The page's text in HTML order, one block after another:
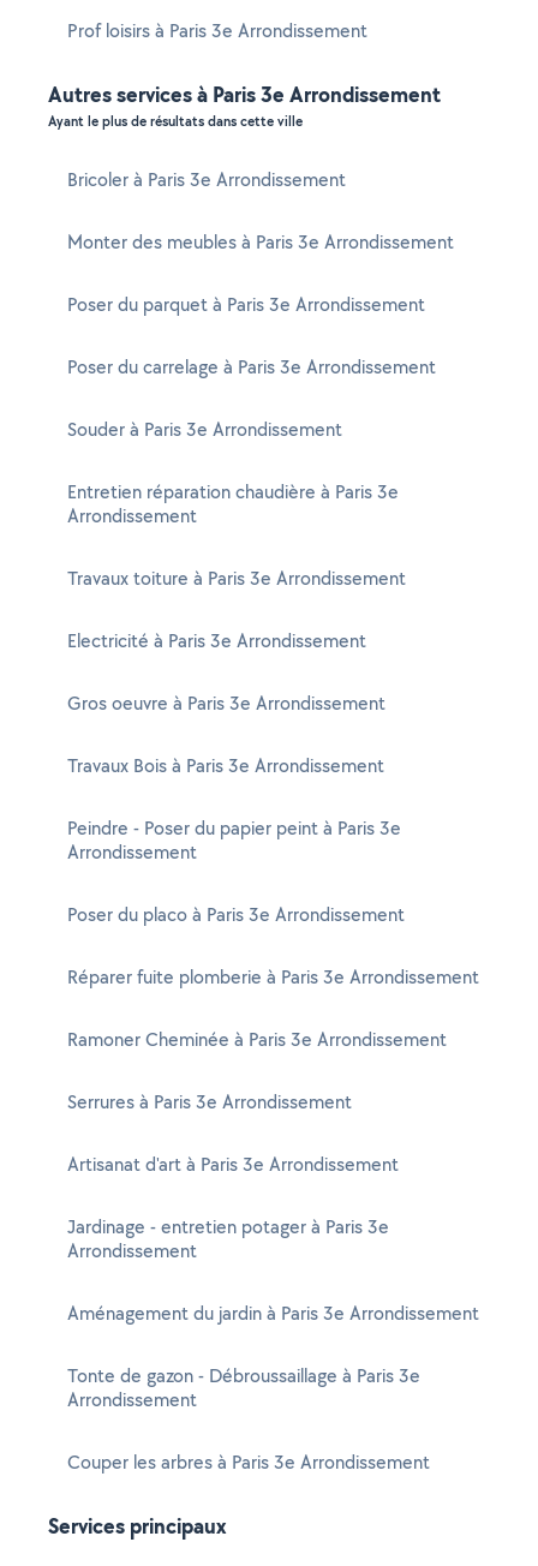
Prof loisirs à Paris 3e Arrondissement
Autres services à Paris 3e Arrondissement
Ayant le plus de résultats dans cette ville
Bricoler à Paris 3e Arrondissement
Monter des meubles à Paris 3e Arrondissement
Poser du parquet à Paris 3e Arrondissement
Poser du carrelage à Paris 3e Arrondissement
Souder à Paris 3e Arrondissement
Entretien réparation chaudière à Paris 3e
Arrondissement
Travaux toiture à Paris 3e Arrondissement
Electricité à Paris 3e Arrondissement
Gros oeuvre à Paris 3e Arrondissement
Travaux Bois à Paris 3e Arrondissement
Peindre - Poser du papier peint à Paris 3e
Arrondissement
Poser du placo à Paris 3e Arrondissement
Réparer fuite plomberie à Paris 3e Arrondissement
Ramoner Cheminée à Paris 3e Arrondissement
Serrures à Paris 3e Arrondissement
Artisanat d'art à Paris 3e Arrondissement
Jardinage - entretien potager à Paris 3e
Arrondissement
Aménagement du jardin à Paris 3e Arrondissement
Tonte de gazon - Débroussaillage à Paris 3e
Arrondissement
Couper les arbres à Paris 3e Arrondissement
Services principaux